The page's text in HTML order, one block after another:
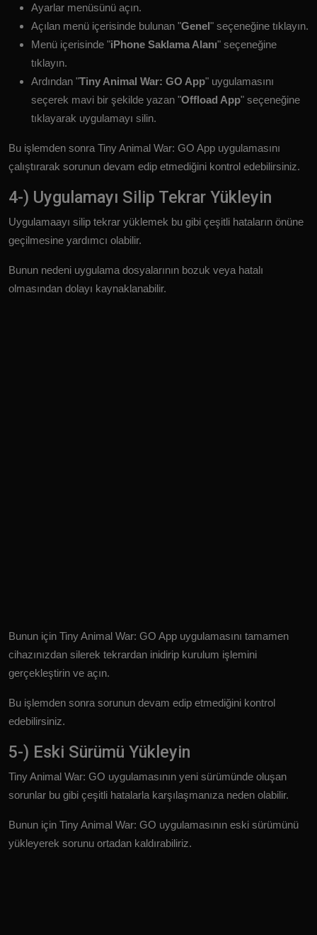
Ayarlar menüsünü açın.
Açılan menü içerisinde bulunan "Genel" seçeneğine tıklayın.
Menü içerisinde "iPhone Saklama Alanı" seçeneğine
tıklayın.
Ardından "Tiny Animal War: GO App" uygulamasını
seçerek mavi bir şekilde yazan "Offload App" seçeneğine
tıklayarak uygulamayı silin.
Bu işlemden sonra Tiny Animal War: GO App uygulamasını
çalıştırarak sorunun devam edip etmediğini kontrol edebilirsiniz.
4-) Uygulamayı Silip Tekrar Yükleyin
Uygulamaayı silip tekrar yüklemek bu gibi çeşitli hataların önüne
geçilmesine yardımcı olabilir.
Bunun nedeni uygulama dosyalarının bozuk veya hatalı
olmasından dolayı kaynaklanabilir.
Bunun için Tiny Animal War: GO App uygulamasını tamamen
cihazınızdan silerek tekrardan inidirip kurulum işlemini
gerçekleştirin ve açın.
Bu işlemden sonra sorunun devam edip etmediğini kontrol
edebilirsiniz.
5-) Eski Sürümü Yükleyin
Tiny Animal War: GO uygulamasının yeni sürümünde oluşan
sorunlar bu gibi çeşitli hatalarla karşılaşmanıza neden olabilir.
Bunun için Tiny Animal War: GO uygulamasının eski sürümünü
yükleyerek sorunu ortadan kaldırabiliriz.